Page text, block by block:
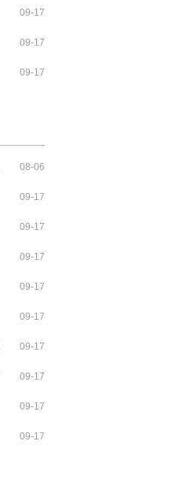
09-17
09-17
09-17
08-06
09-17
09-17
09-17
09-17
09-17
09-17
09-17
09-17
09-17